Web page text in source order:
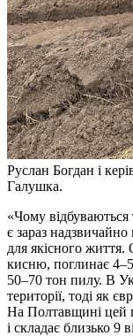
Руслан Богдан і
Галушка.
«Чому відбуваються
є зараз
для якісного життя.
кисню, поглинає 4–5
50–70 тон пилу. В
території, тоді як
На Полтавщині цей
і складає близько 9